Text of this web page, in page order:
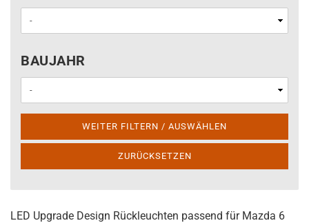
BAUJAHR
BAUJAHR
WEITER FILTERN / AUSWÄHLEN
ZURÜCKSETZEN
LED Upgrade Design Rückleuchten passend für Mazda 6